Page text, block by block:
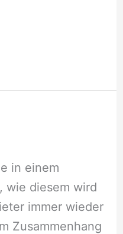
in einem
wie diesem wird
immer wieder
Zusammenhang